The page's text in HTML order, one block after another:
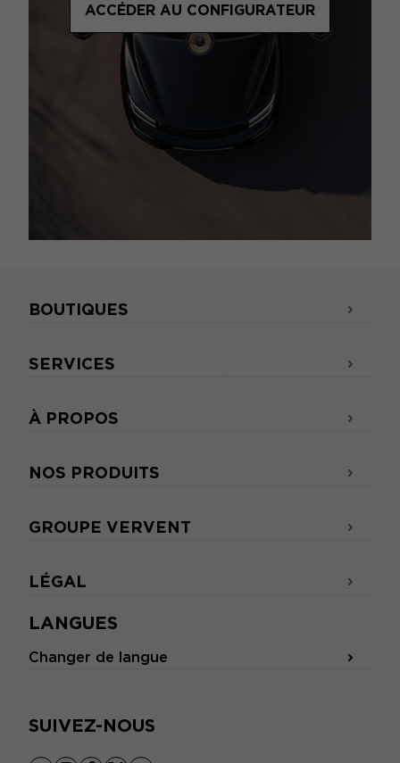
ACCÉDER AU CONFIGURATEUR
LANGUES
Changer de langue
SUIVEZ-NOUS
BOUTIQUES
SERVICES
À PROPOS
NOS PRODUITS
GROUPE VERVENT
LÉGAL